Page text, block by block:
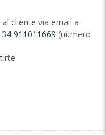
cliente via email a
911011669